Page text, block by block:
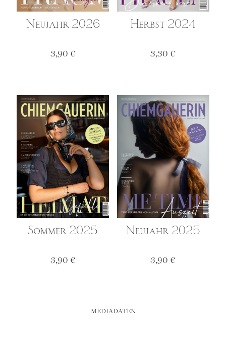
Neujahr 2026
3,90 €
Herbst 2024
3,30 €
Sommer 2025
3,90 €
Neujahr 2025
3,90 €
MEDIADATEN